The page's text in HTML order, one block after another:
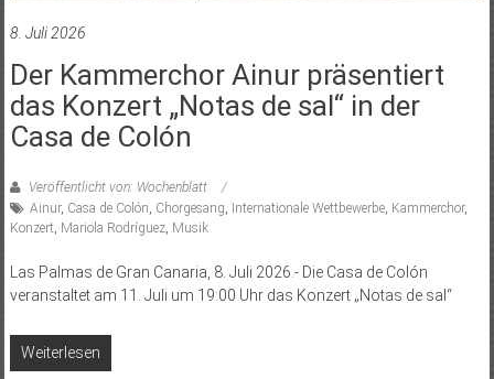
8. Juli 2026
Der Kammerchor Ainur präsentiert
das Konzert „Notas de sal“ in der
Casa de Colón
Veröffentlicht von: Wochenblatt
Ainur, Casa de Colón, Chorgesang, Internationale Wettbewerbe, Kammerchor,
Konzert, Mariola Rodríguez, Musik
Las Palmas de Gran Canaria, 8. Juli 2026.- Die Casa de Colón
veranstaltet am 11. Juli um 19:00 Uhr das Konzert „Notas de sal“
Weiterlesen